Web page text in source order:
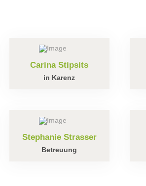
Carina Stipsits
in Karenz
Stephanie Strasser
Betreuung